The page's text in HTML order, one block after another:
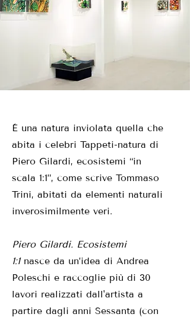
È una natura inviolata quella che
abita i celebri Tappeti-natura di
Piero Gilardi, ecosistemi “in
scala 1:1”, come scrive Tommaso
Trini, abitati da elementi naturali
inverosimilmente veri.
Piero Gilardi. Ecosistemi
1:1nasce da un’idea di Andrea
Poleschi e raccoglie più di 30
lavori realizzati dall'artista a
partire dagli anni Sessanta (con